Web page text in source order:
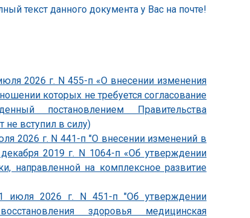
2026 г. N 455-п «О внесении изменения
которых не требуется согласование
постановлением Правительства
не вступил в силу)
2026 г. N 441-п "О внесении изменений в
2019 г. N 1064-п «Об утверждении
направленной на комплексное развитие
1 июля 2026 г. N 451-п "Об утверждении
здоровья медицинская